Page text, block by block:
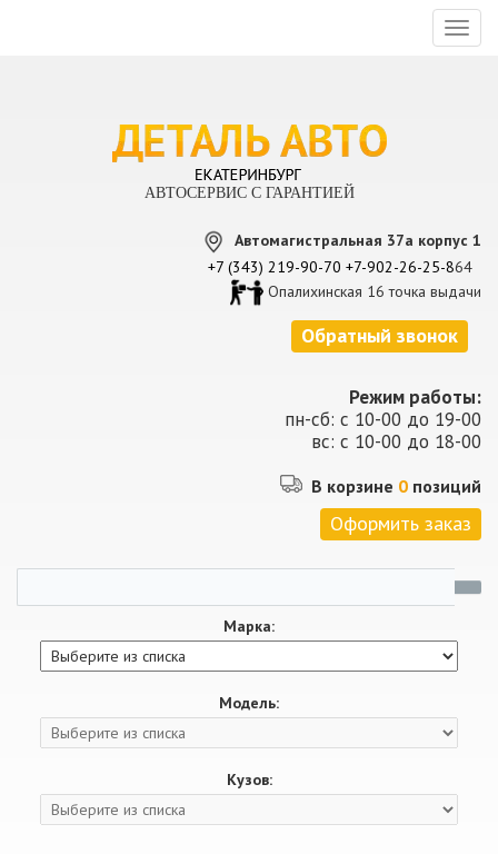
АВТОСЕРВИС С ГАРАНТИЕЙ
Автомагистральная 37а корпус 1
+7 (343) 219-90-70 +7-902-26-25-864
Опалихинская 16 точка выдачи
Обратный звонок
Режим работы:
пн-сб: с 10-00 до 19-00
вс: с 10-00 до 18-00
В корзине 0 позиций
Оформить заказ
Марка:
Модель:
Кузов: